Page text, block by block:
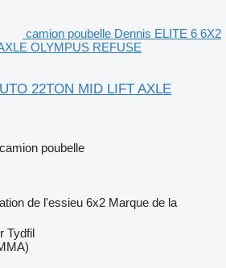
camion poubelle Dennis ELITE 6 6X2
OLYMPUS REFUSE
22TON MID LIFT AXLE
poubelle
de l'essieu 6x2 Marque de la
Tydfil